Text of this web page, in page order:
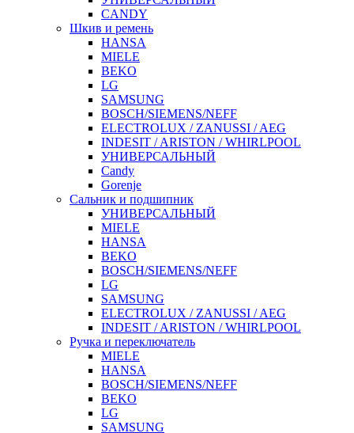
CANDY
Шкив и ремень
HANSA
MIELE
BEKO
LG
SAMSUNG
BOSCH/SIEMENS/NEFF
ELECTROLUX / ZANUSSI / AEG
INDESIT / ARISTON / WHIRLPOOL
УНИВЕРСАЛЬНЫЙ
Candy
Gorenje
Сальник и подшипник
УНИВЕРСАЛЬНЫЙ
MIELE
HANSA
BEKO
BOSCH/SIEMENS/NEFF
LG
SAMSUNG
ELECTROLUX / ZANUSSI / AEG
INDESIT / ARISTON / WHIRLPOOL
Ручка и переключатель
MIELE
HANSA
BOSCH/SIEMENS/NEFF
BEKO
LG
SAMSUNG